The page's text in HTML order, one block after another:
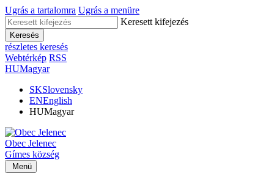
Ugrás a tartalomra Ugrás a menüre
Keresett kifejezés
Keresés
részletes keresés
Webtérkép RSS
HUMagyar
SKSlovensky
ENEnglish
HUMagyar
Obec Jelenec
Gímes község
Menü